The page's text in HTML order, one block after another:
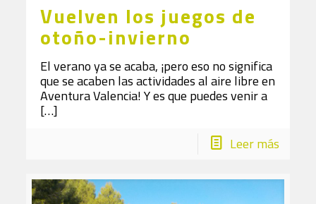
Vuelven los juegos de
otoño-invierno
El verano ya se acaba, ¡pero eso no significa
que se acaben las actividades al aire libre en
Aventura Valencia! Y es que puedes venir a
[…]
Leer más